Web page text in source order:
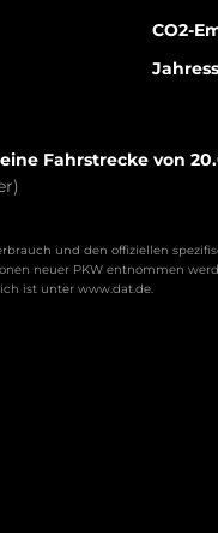
CO2-
Fahrstrecke von
und den offiziellen
neuer PKW entnommen
ist unter www.dat.de.